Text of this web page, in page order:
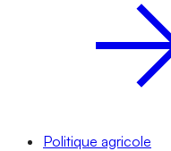
Politique agricole